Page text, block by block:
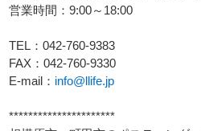
営業時間：9:00～18:00
TEL：042-760-9383
FAX：042-760-9330
E-mail： info@llife.jp
**********************